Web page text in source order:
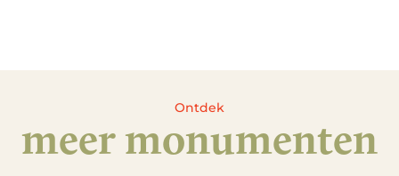
Ontdek
meer monumenten